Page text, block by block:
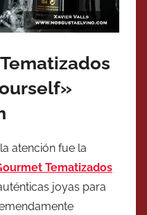
atención fue la
Tematizados
joyas para